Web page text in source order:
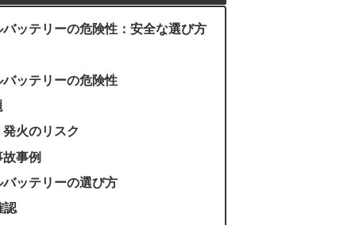
ッテリーの危険性：安全な選び方
ッテリーの危険性
火のリスク
事例
ッテリーの選び方
認